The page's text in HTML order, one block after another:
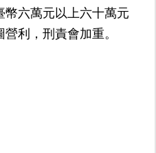
幣六萬元以上六十萬元
利，刑責會加重。